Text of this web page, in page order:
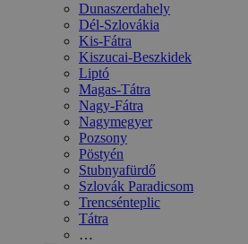
Dunaszerdahely
Dél-Szlovákia
Kis-Fátra
Kiszucai-Beszkidek
Liptó
Magas-Tátra
Nagy-Fátra
Nagymegyer
Pozsony
Pöstyén
Stubnyafürdő
Szlovák Paradicsom
Trencsénteplic
Tátra
…